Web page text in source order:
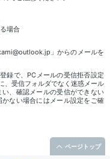
場合
」からのメールを
録で、PCメールの受信拒否設定
、受信フォルダでなく迷惑メール
、確認メールの受信ができない
ない場合にはメール設定をご確
ページトップ